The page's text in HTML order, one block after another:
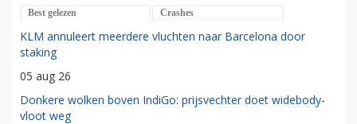
Best gelezen Crashes
KLM annuleert meerdere vluchten naar Barcelona door
staking
05 aug 26
Donkere wolken boven IndiGo: prijsvechter doet widebody-
vloot weg